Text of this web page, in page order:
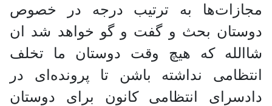
مجازات‌ها به ترتیب درجه در خصوص
دوستان بحث و گفت‌ و گو خواهد شد ان
شاالله که هیچ وقت دوستان ما تخلف
انتظامی نداشته باشن تا پرونده‌ای در
دادسرای انتظامی کانون برای دوستان